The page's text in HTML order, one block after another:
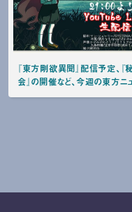
『東方剛欲異聞』配信予定、
会』の開催など、今週の東方ニ